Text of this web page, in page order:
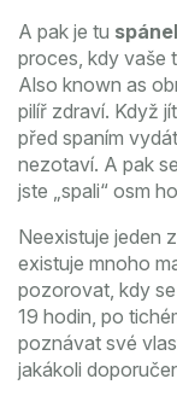
A pak je tu
proces, kdy vaše
Also known as
pilíř zdraví. Když
před spaním
nezotaví. A pak
jste „spali“ osm
Neexistuje jeden
existuje mnoho
pozorovat, kdy
19 hodin, po
poznávat své
jakákoli